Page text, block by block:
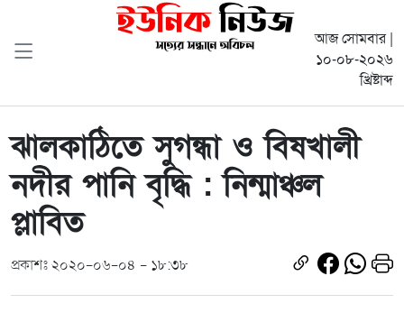
আজ সোমবার |
১০-০৮-২০২৬
খ্রিষ্টাব্দ
ঝালকাঠিতে সুগন্ধা ও বিষখালী
নদীর পানি বৃদ্ধি : নিন্মাঞ্চল
প্লাবিত
প্রকাশঃ ২০২০-০৬-০৪ - ১৮:৩৮